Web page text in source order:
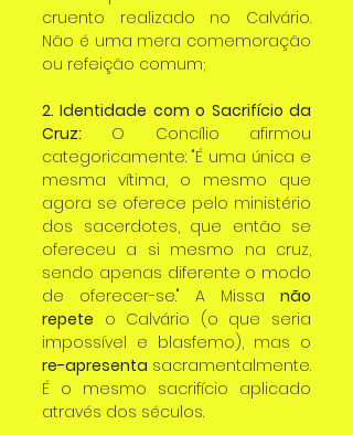
cruento realizado no Calvário.
Não é uma mera comemoração
ou refeição comum;
2. Identidade com o Sacrifício da
Cruz: O Concílio afirmou
categoricamente: "É uma única e
mesma vítima, o mesmo que
agora se oferece pelo ministério
dos sacerdotes, que então se
ofereceu a si mesmo na cruz,
sendo apenas diferente o modo
de oferecer-se." A Missa não
repete o Calvário (o que seria
re-apresenta sacramentalmente.
É o mesmo sacrifício aplicado
através dos séculos.